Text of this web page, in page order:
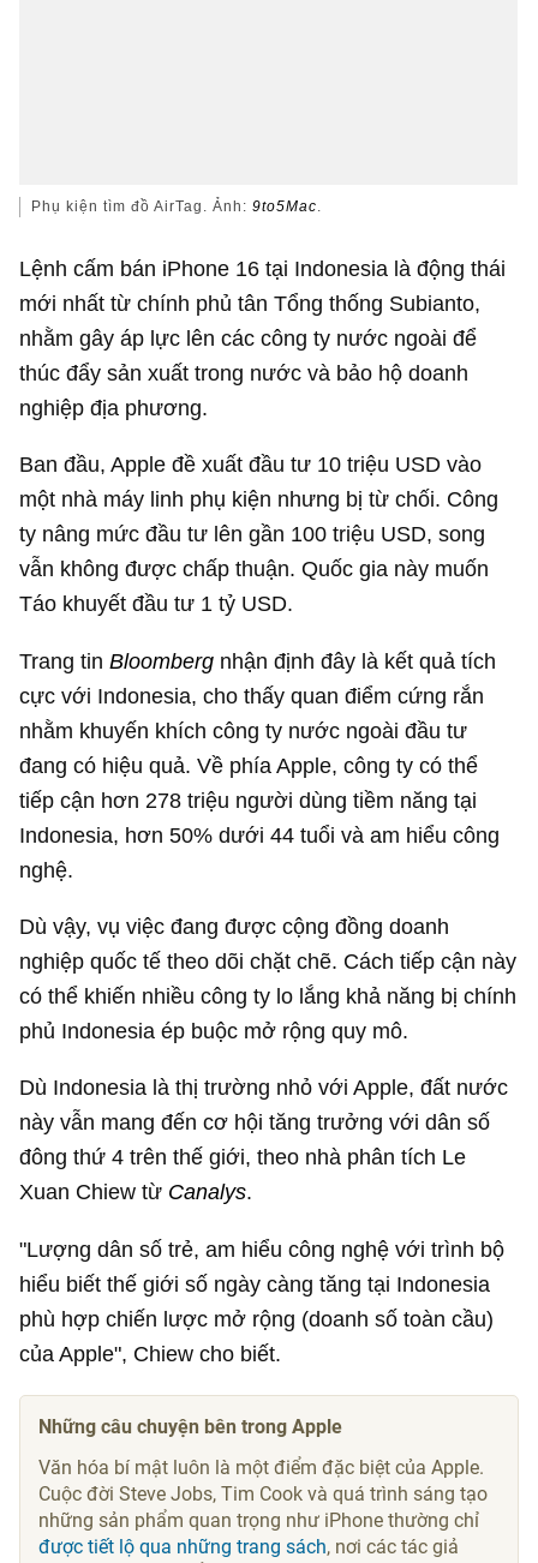
Phụ kiện tìm đồ AirTag. Ảnh:9to5Mac.
Lệnh cấm bán iPhone 16 tại Indonesia là động thái
mới nhất từ chính phủ tân Tổng thống Subianto,
nhằm gây áp lực lên các công ty nước ngoài để
thúc đẩy sản xuất trong nước và bảo hộ doanh
nghiệp địa phương.
Ban đầu, Apple đề xuất đầu tư 10 triệu USD vào
một nhà máy linh phụ kiện nhưng bị từ chối. Công
ty nâng mức đầu tư lên gần 100 triệu USD, song
vẫn không được chấp thuận. Quốc gia này muốn
Táo khuyết đầu tư 1 tỷ USD.
Trang tinBloomberg nhận định đây là kết quả tích
cực với Indonesia, cho thấy quan điểm cứng rắn
nhằm khuyến khích công ty nước ngoài đầu tư
đang có hiệu quả. Về phía Apple, công ty có thể
tiếp cận hơn 278 triệu người dùng tiềm năng tại
Indonesia, hơn 50% dưới 44 tuổi và am hiểu công
nghệ.
Dù vậy, vụ việc đang được cộng đồng doanh
nghiệp quốc tế theo dõi chặt chẽ. Cách tiếp cận này
có thể khiến nhiều công ty lo lắng khả năng bị chính
phủ Indonesia ép buộc mở rộng quy mô.
Dù Indonesia là thị trường nhỏ với Apple, đất nước
này vẫn mang đến cơ hội tăng trưởng với dân số
đông thứ 4 trên thế giới, theo nhà phân tích Le
Xuan Chiew từ Canalys.
"Lượng dân số trẻ, am hiểu công nghệ với trình bộ
hiểu biết thế giới số ngày càng tăng tại Indonesia
phù hợp chiến lược mở rộng (doanh số toàn cầu)
của Apple", Chiew cho biết.
Những câu chuyện bên trong Apple
Văn hóa bí mật luôn là một điểm đặc biệt của Apple.
Cuộc đời Steve Jobs, Tim Cook và quá trình sáng tạo
những sản phẩm quan trọng như iPhone thường chỉ
được tiết lộ qua những trang sách, nơi các tác giả